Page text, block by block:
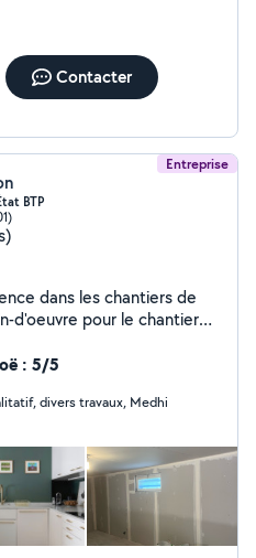
Contacter
Entreprise
BTP
dans les chantiers de
d'oeuvre pour le chantier
de cuisine -décoration
rapide livraison des
merci mes voisins
: 5/5
divers travaux, Medhi